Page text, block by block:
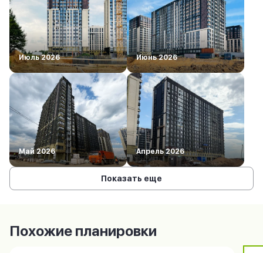
Июль 2026 Июнь 2026
Май 2026 Апрель 2026
Показать еще
Похожие планировки